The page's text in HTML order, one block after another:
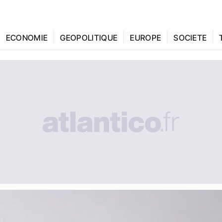
ECONOMIE GEOPOLITIQUE EUROPE SOCIETE